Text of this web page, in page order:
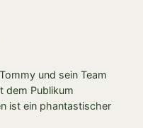
und sein Team
dem Publikum
ist ein phantastischer